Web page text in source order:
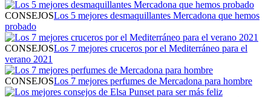
CONSEJOSLos 5 mejores desmaquillantes Mercadona que hemos
probado
CONSEJOSLos 7 mejores cruceros por el Mediterráneo para el
verano 2021
CONSEJOSLos 7 mejores perfumes de Mercadona para hombre